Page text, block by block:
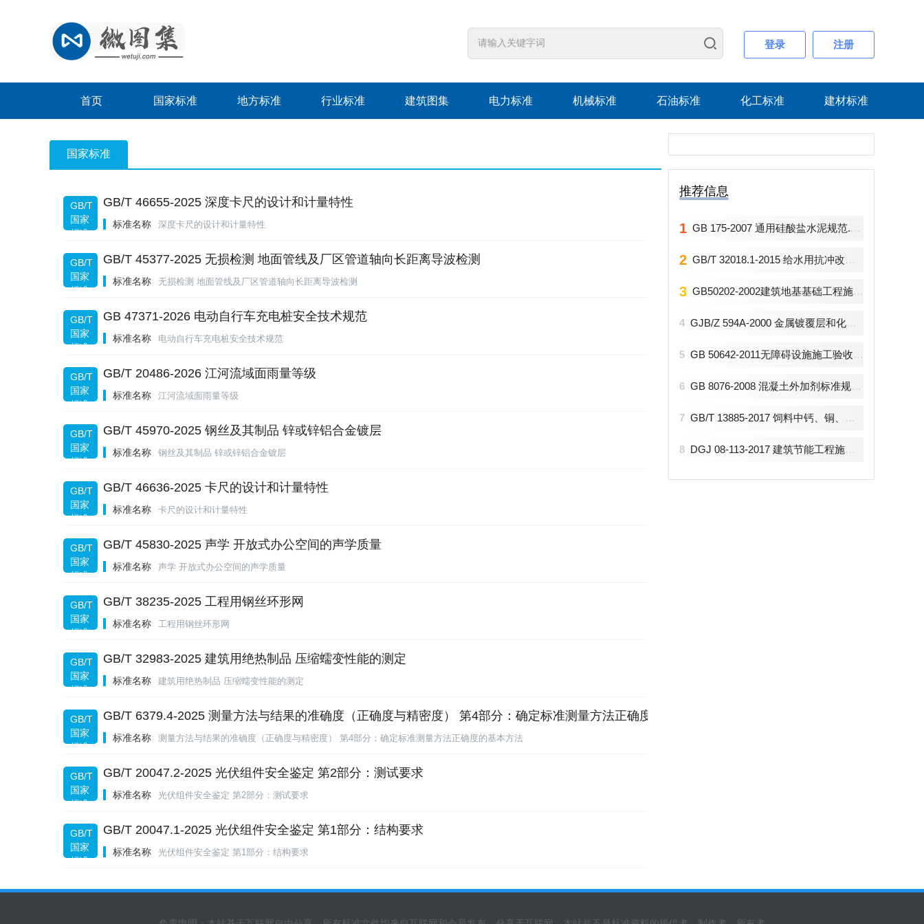
登录 注册
首页 国家标准 地方标准 行业标准 建筑图集 电力标准 机械标准 石油标准 化工标准 建材标准
国家标准
GB/T
国家
标准
GB/T 46655-2025 深度卡尺的设计和计量特性
标准名称 深度卡尺的设计和计量特性
GB/T
国家
标准
GB/T 45377-2025 无损检测 地面管线及厂区管道轴向长距离导波检测
标准名称 无损检测 地面管线及厂区管道轴向长距离导波检测
GB/T
国家
标准
GB 47371-2026 电动自行车充电桩安全技术规范
标准名称 电动自行车充电桩安全技术规范
GB/T
国家
标准
GB/T 20486-2026 江河流域面雨量等级
标准名称 江河流域面雨量等级
GB/T
国家
标准
GB/T 45970-2025 钢丝及其制品 锌或锌铝合金镀层
标准名称 钢丝及其制品 锌或锌铝合金镀层
GB/T
国家
标准
GB/T 46636-2025 卡尺的设计和计量特性
标准名称 卡尺的设计和计量特性
GB/T
国家
标准
GB/T 45830-2025 声学 开放式办公空间的声学质量
标准名称 声学 开放式办公空间的声学质量
GB/T
国家
标准
GB/T 38235-2025 工程用钢丝环形网
标准名称 工程用钢丝环形网
GB/T
国家
标准
GB/T 32983-2025 建筑用绝热制品 压缩蠕变性能的测定
标准名称 建筑用绝热制品 压缩蠕变性能的测定
GB/T
国家
标准
GB/T 6379.4-2025 测量方法与结果的准确度（正确度与精密度） 第4部分：确定标准测量方法正确度的基本方法
标准名称 测量方法与结果的准确度（正确度与精密度） 第4部分：确定标准测量方法正确度的基本方法
GB/T
国家
标准
GB/T 20047.2-2025 光伏组件安全鉴定 第2部分：测试要求
标准名称 光伏组件安全鉴定 第2部分：测试要求
GB/T
国家
标准
GB/T 20047.1-2025 光伏组件安全鉴定 第1部分：结构要求
标准名称 光伏组件安全鉴定 第1部分：结构要求
推荐信息
1 GB 175-2007 通用硅酸盐水泥规范.pdf
2 GB/T 32018.1-2015 给水用抗冲改性聚氯乙烯(PVC-M)管道系统 第1部管材.rar
3 GB50202-2002建筑地基基础工程施工质量验收规范.pdf
4 GJB/Z 594A-2000 金属镀覆层和化学覆盖层选择原则与厚度.pdf
5 GB 50642-2011无障碍设施施工验收及维护规范.pdf
6 GB 8076-2008 混凝土外加剂标准规范.pdf
7 GB/T 13885-2017 饲料中钙、铜、铁、镁、锰、钾、钠和锌含量的测定 原子吸收光谱法（2018-5-1实施）
8 DGJ 08-113-2017 建筑节能工程施工质量验收规程